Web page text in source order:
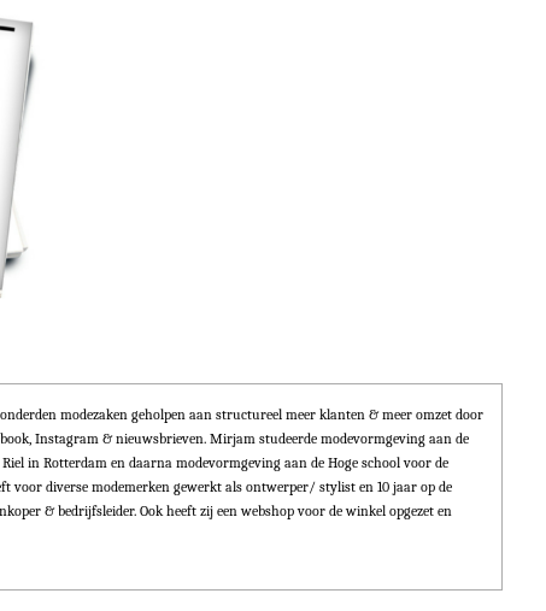
modezaken geholpen aan structureel meer klanten & meer omzet door
Instagram & nieuwsbrieven. Mirjam studeerde modevormgeving aan de
in Rotterdam en daarna modevormgeving aan de Hoge school voor de
voor diverse modemerken gewerkt als ontwerper/ stylist en 10 jaar op de
& bedrijfsleider. Ook heeft zij een webshop voor de winkel opgezet en